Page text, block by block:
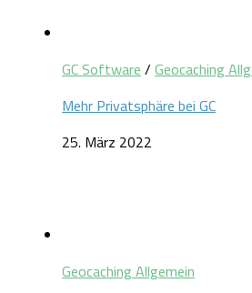
GC Software / Geocaching
Mehr Privatsphäre bei GC
25. März 2022
Geocaching Allgemein